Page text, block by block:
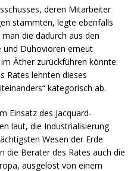
deren Mitarbeiter
stammten, legte ebenfalls
die dadurch aus den
Duhovioren erneut
Äther zurückführen könnte.
Rates lehnten dieses
kategorisch ab.
Einsatz des Jacquard-
laut, die Industrialisierung
Wesen der Erde
die Berater des Rates auch die
ausgelöst von einem